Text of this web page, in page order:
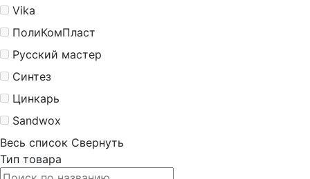
Vika
ПолиКомПласт
Русский мастер
Синтез
Цинкарь
Sandwox
Весь список Свернуть
Тип товара